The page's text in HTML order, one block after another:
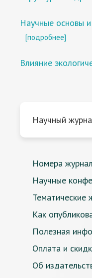
Научные основы
[подробнее]
Влияние
Научный
Номера
Научные
Тематические
Как
Полезная
Оплата и
Об